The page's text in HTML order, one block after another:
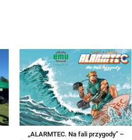
„ALARMTEC. Na fali przygody” –